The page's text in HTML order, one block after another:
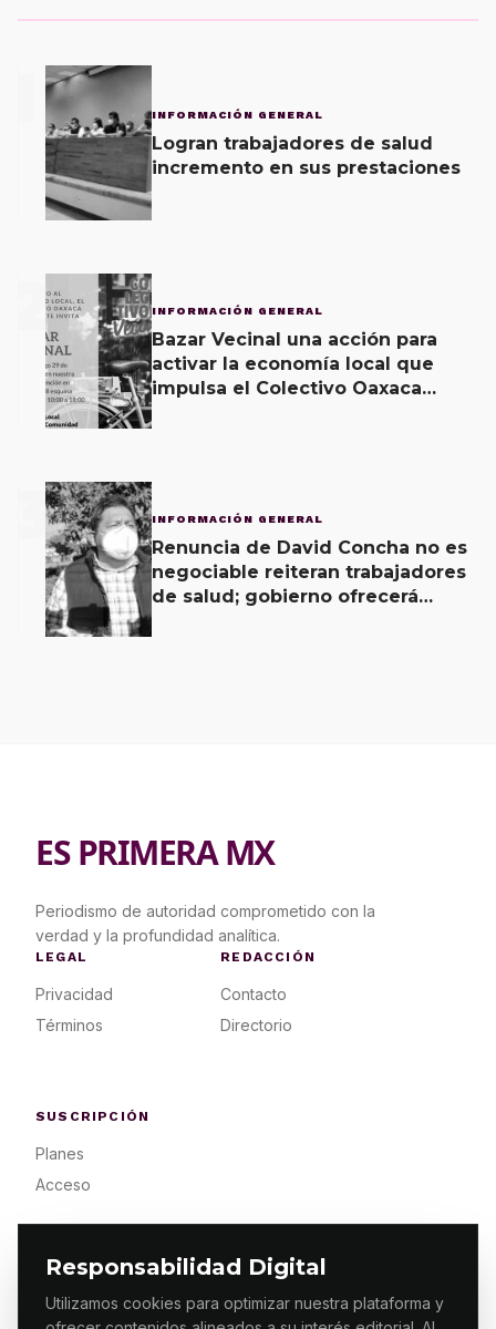
Responsabilidad Digital
Utilizamos cookies para optimizar nuestra plataforma y
INFORMACIÓN GENERAL
Logran trabajadores de salud
incremento en sus prestaciones
2 INFORMACIÓN GENERAL
Bazar Vecinal una acción para
activar la economía local que
impulsa el Colectivo Oaxaca
3 INFORMACIÓN GENERAL
Renuncia de David Concha no es
negociable reiteran trabajadores
de salud; gobierno ofrecerá
ES PRIMERA MX
Periodismo de autoridad comprometido con la
verdad y la profundidad analítica.
LEGAL
Privacidad
Términos
REDACCIÓN
Contacto
Directorio
SUSCRIPCIÓN
Planes
Acceso